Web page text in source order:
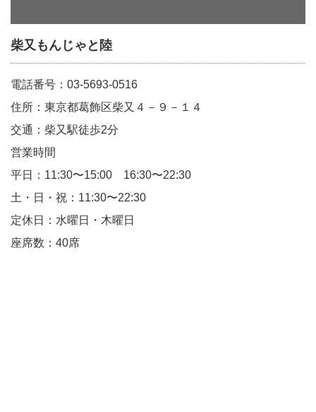
柴又もんじゃと陸
電話番号：03-5693-0516
住所：東京都葛飾区柴又４－９－１４
交通：柴又駅徒歩2分
営業時間
平日：11:30〜15:00 16:30〜22:30
土・日・祝：11:30〜22:30
定休日：水曜日・木曜日
座席数：40席